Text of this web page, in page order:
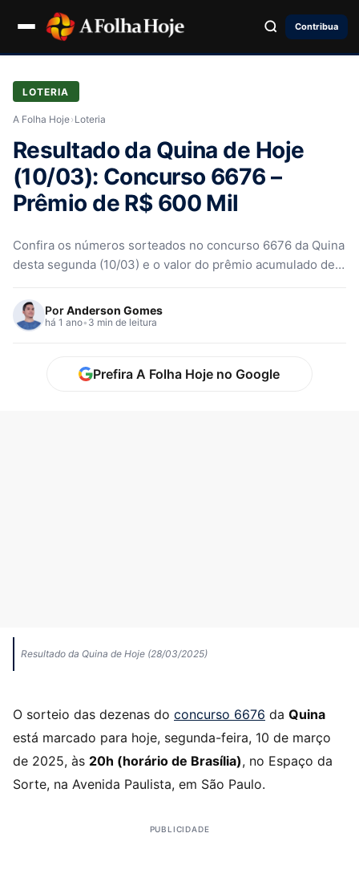
Contribua
LOTERIA
A Folha Hoje› Loteria
Resultado da Quina de Hoje
(10/03): Concurso 6676 –
Prêmio de R$ 600 Mil
Confira os números sorteados no concurso 6676 da Quina
desta segunda (10/03) e o valor do prêmio acumulado de
PorAnderson Gomes
há 1 ano• 3 min de leitura
Prefira A Folha Hoje no Google
Resultado da Quina de Hoje (28/03/2025)
O sorteio das dezenas do concurso 6676 da Quina
está marcado para hoje, segunda-feira, 10 de março
de 2025, às 20h (horário de Brasília), no Espaço da
Sorte, na Avenida Paulista, em São Paulo.
PUBLICIDADE